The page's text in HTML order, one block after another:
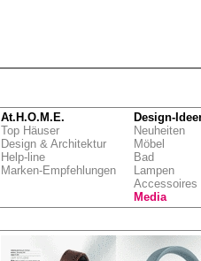
At.H.O.M.E.
Top Häuser
Design & Architektur
Help-line
Marken-Empfehlungen
Design-
Neuheiten
Möbel
Bad
Lampen
Accessoires
Media